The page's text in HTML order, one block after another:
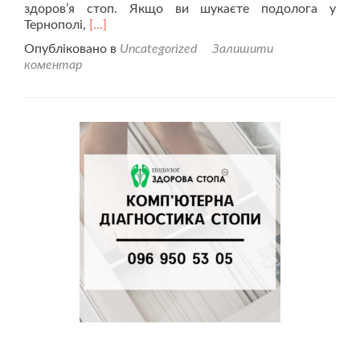
здоров’я стоп. Якщо ви шукаєте подолога у
Тернополі, Читати
проЛікар
[…]
Опубліковано в Uncategorized
Залишити
коментар